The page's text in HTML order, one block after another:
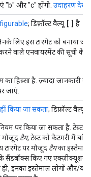
"b" और "c" होंगी. उदाहरण देखें
; डिफ़ॉल्ट वैल्यू [] है
लिए इस टारगेट को बनाया
वाले एनवायरमेंट की सूची के
हिस्सा है. ज़्यादा जानकारी के
जाएं.
किया जा सकता; डिफ़ॉल्ट वैल्यू
पर किया जा सकता है. टेस्ट
मौजूद टैग, टेस्ट को कैटगरी में
पर मौजूद टैगका
के सैंडबॉक्स किए गए एक्ज़ीक्यूशन
इनका इस्तेमाल लोगों और/या